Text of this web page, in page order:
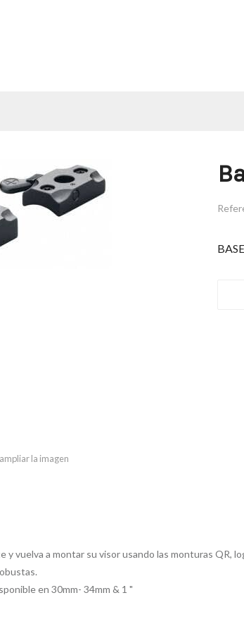
la imagen
y vuelva a montar su visor usando las monturas QR,
en 30mm- 34mm & 1 "